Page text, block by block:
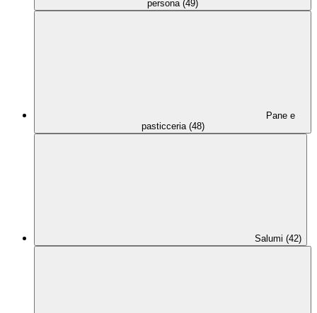
persona (49)
Pane e
pasticceria (48)
Salumi (42)